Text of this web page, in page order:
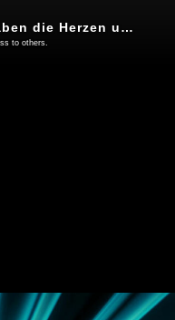
Ihr habt das Geld, wir haben die Herzen und die besseren Argumente! | Von Uwe Kranz
to others.